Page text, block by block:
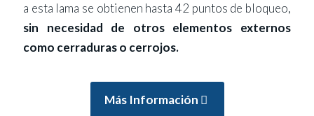
a esta lama se obtienen hasta 42 puntos de bloqueo,
sin necesidad de otros elementos externos
como cerraduras o cerrojos.
Más Información